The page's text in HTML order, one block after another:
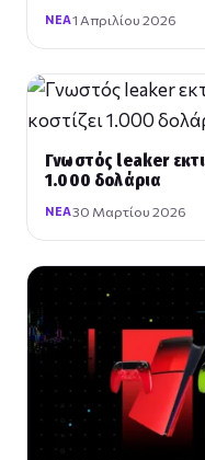
ΝΈΑ1 Απριλίου 2026
Γνωστός leaker
1.000 δολάρια
ΝΈΑ30 Μαρτίου 2026